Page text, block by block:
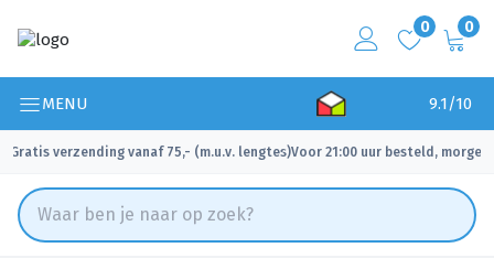
0 0
MENU 9.1/10
Gratis verzending vanaf 75,- (m.u.v. lengtes)
✓ Voor 21:00 uur besteld, morgen